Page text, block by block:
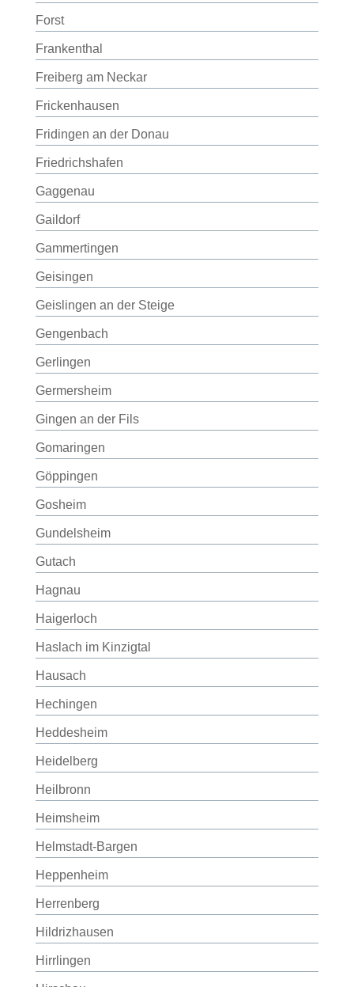
Forst
Frankenthal
Freiberg am Neckar
Frickenhausen
Fridingen an der Donau
Friedrichshafen
Gaggenau
Gaildorf
Gammertingen
Geisingen
Geislingen an der Steige
Gengenbach
Gerlingen
Germersheim
Gingen an der Fils
Gomaringen
Göppingen
Gosheim
Gundelsheim
Gutach
Hagnau
Haigerloch
Haslach im Kinzigtal
Hausach
Hechingen
Heddesheim
Heidelberg
Heilbronn
Heimsheim
Helmstadt-Bargen
Heppenheim
Herrenberg
Hildrizhausen
Hirrlingen